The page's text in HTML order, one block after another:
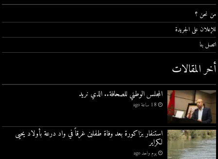
من نحن ؟
للإعلان على الجريدة
اتصل بنا
أخر المقالات
المجلس الوطني للصحافة.. الذي نريد
18 ساعة ago
استنفار بزاكورة بعد وفاة طفلين غرقاً في واد درعة بأولاد يحيى
لكراير
يوم واحد ago